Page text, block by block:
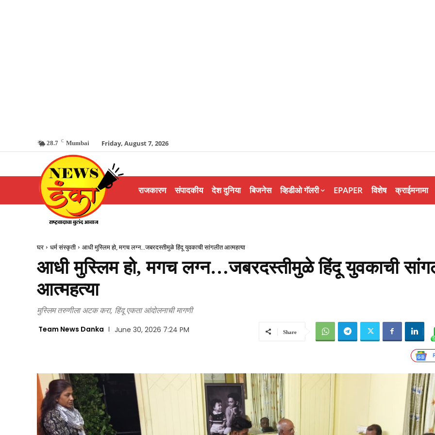
28.7 C Mumbai Friday, August 7, 2026
राजकारण संपादकीय देश दुनिया बिजनेस व्हिडीओ गॅलरी EPAPER विशेष क्राईमनामा
घर धर्म संस्कृती आधी मुस्लिम हो, मगच लग्न...जबरदस्तीमुळे हिंदू युवकाची सांगलीत आत्महत्या
आधी मुस्लिम हो, मगच लग्न…जबरदस्तीमुळे हिंदू युवकाची
आत्महत्या
मुस्लिम तरुणीला अटक करा, हिंदू एकता आंदोलनाची मागणी
Team News Danka June 30, 2026 7:24 PM Share